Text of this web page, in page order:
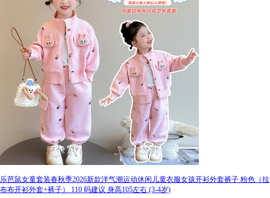
乐芭鼠女童套装春秋季2026新款洋气潮运动休闲儿童衣服女孩开衫外套裤子 粉色（拉
布布开衫外套+裤子） 110 码建议 身高105左右 (3-4岁)